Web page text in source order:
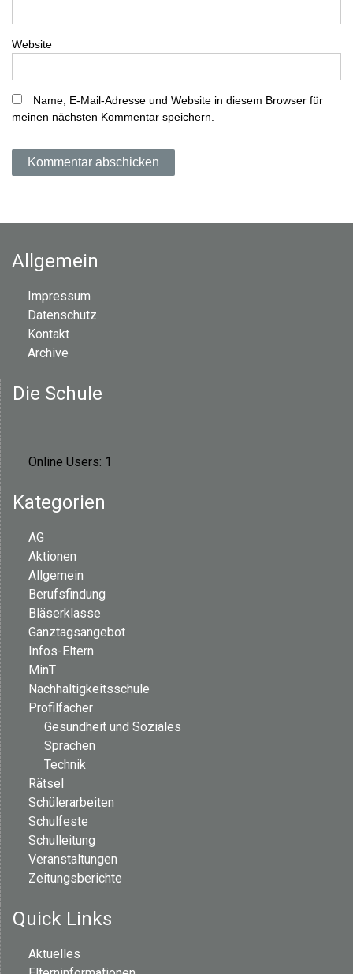
a
i
Website
Name, E-Mail-Adresse und Website in diesem Browser für
meinen nächsten Kommentar speichern.
Allgemein
Impressum
Datenschutz
Kontakt
Archive
Die Schule
Online Users: 1
Kategorien
AG
Aktionen
Allgemein
Berufsfindung
Bläserklasse
Ganztagsangebot
Infos-Eltern
MinT
Nachhaltigkeitsschule
Profilfächer
Gesundheit und Soziales
Sprachen
Technik
Rätsel
Schülerarbeiten
Schulfeste
Schulleitung
Veranstaltungen
Zeitungsberichte
Quick Links
Aktuelles